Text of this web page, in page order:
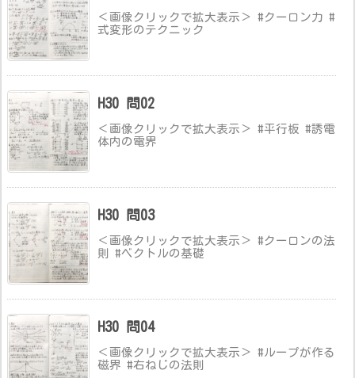
＜画像クリックで拡大表示＞ #クーロン力 #
式変形のテクニック
H30 問02
＜画像クリックで拡大表示＞ #平行板 #誘電
体内の電界
H30 問03
＜画像クリックで拡大表示＞ #クーロンの法
則 #ベクトルの基礎
H30 問04
＜画像クリックで拡大表示＞ #ループが作る
磁界 #右ねじの法則